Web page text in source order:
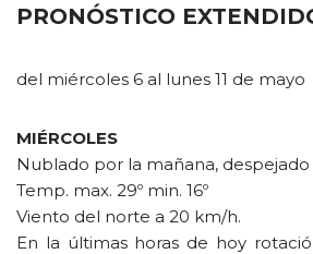
PRONÓSTICO
del miércoles 6 al lunes 11 de mayo
MIÉRCOLES
Nublado por la mañana, despejado
Temp. max. 29º min. 16º
Viento del norte a 20 km/h.
En la últimas horas de hoy